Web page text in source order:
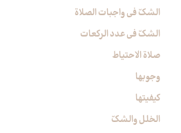
الشكّ في واجبات الصلاة
الشكّ في عدد الركعات‏
صلاة الاحتياط
وجوبها
كيفيتها
الخلل والشكّ